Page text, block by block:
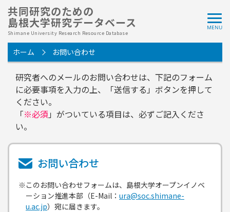
共同研究のための
島根大学研究データベース
Shimane University Research Resource Database
ホーム お問い合わせ
研究者へのメールのお問い合わせは、下記のフォーム
に必要事項を入力の上、「送信する」ボタンを押して
ください。
「※必須 」がついている項目は、必ずご記入くださ
い。
お問い合わせ
※このお問い合わせフォームは、島根大学オープンイノベ
ーション推進本部（E-Mail： ura@soc.shimane-
u.ac.jp）宛に届きます。